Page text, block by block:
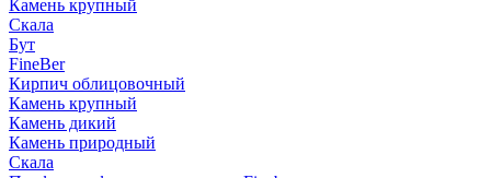
Камень крупный
Скала
Бут
FineBer
Кирпич облицовочный
Камень крупный
Камень дикий
Камень природный
Скала